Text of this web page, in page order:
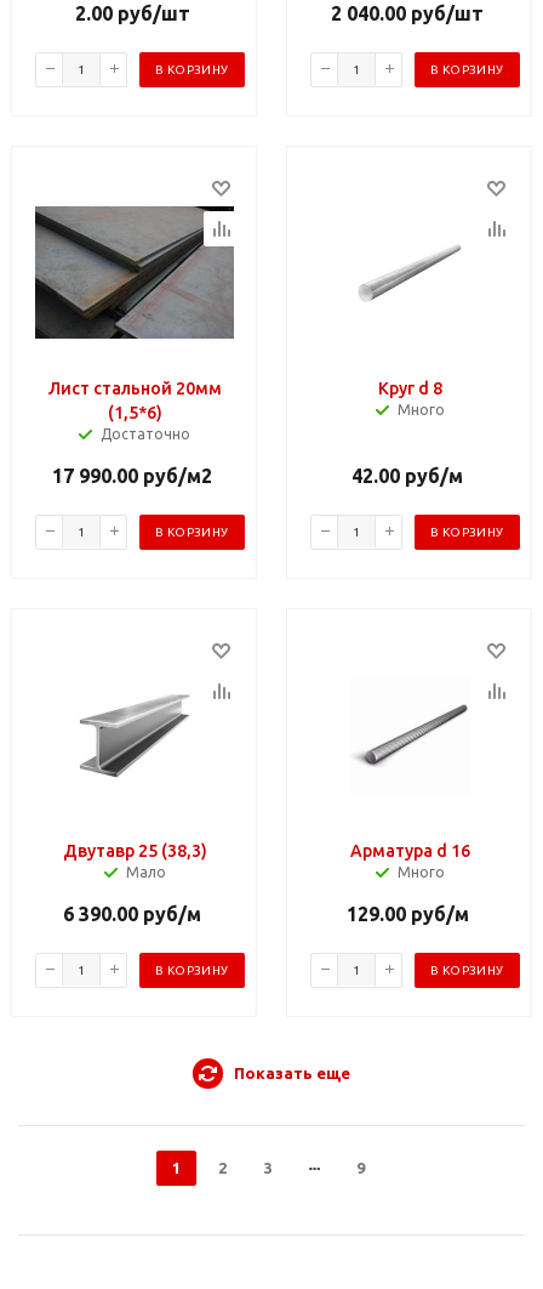
2.00руб/шт
В КОРЗИНУ
2 040.00 руб/шт
В КОРЗИНУ
Лист стальной 20мм
(1,5*6)
Достаточно
17 990.00 руб/м2
В КОРЗИНУ
Круг d 8
Много
42.00 руб/м
В КОРЗИНУ
Двутавр 25 (38,3)
Мало
6 390.00 руб/м
В КОРЗИНУ
Арматура d 16
Много
129.00руб/м
В КОРЗИНУ
Показать еще
1 2 3 9